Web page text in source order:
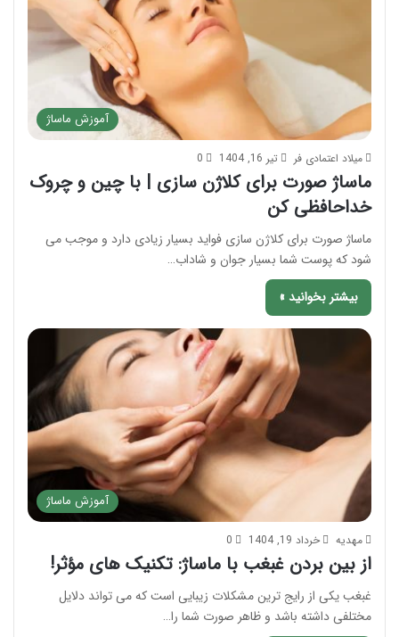
آموزش ماساژ
میلاد اعتمادی فر تیر 16, 1404 0
ماساژ صورت برای کلاژن سازی | با چین و چروک
خداحافظی کن
ماساژ صورت برای کلاژن سازی فواید بسیار زیادی دارد و موجب می
شود که پوست شما بسیار جوان و شاداب…
بیشتر بخوانید »
آموزش ماساژ
مهدیه خرداد 19, 1404 0
از بین بردن غبغب با ماساژ: تکنیک های مؤثر!
غبغب یکی از رایج ترین مشکلات زیبایی است که می تواند دلایل
مختلفی داشته باشد و ظاهر صورت شما را…